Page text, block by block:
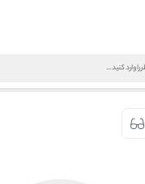
چراغ راهنما لوپی FH13 تایوان